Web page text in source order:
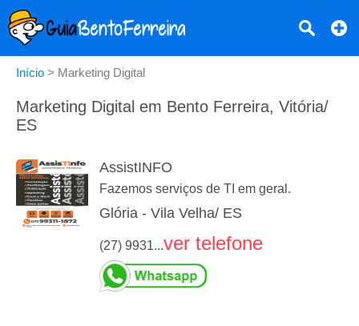
Início > Marketing Digital
Marketing Digital em Bento Ferreira, Vitória/
ES
AssistINFO
Fazemos serviços de TI em geral.
Glória - Vila Velha/ ES
(27) 9931...ver telefone